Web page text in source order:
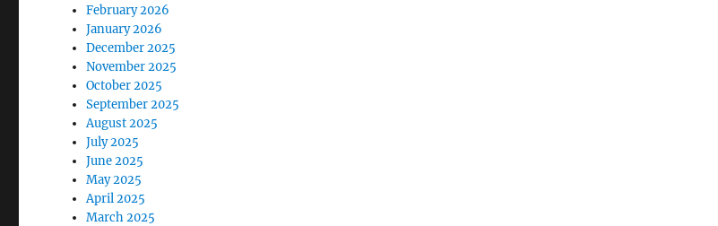
February 2026
January 2026
December 2025
November 2025
October 2025
September 2025
August 2025
July 2025
June 2025
May 2025
April 2025
March 2025